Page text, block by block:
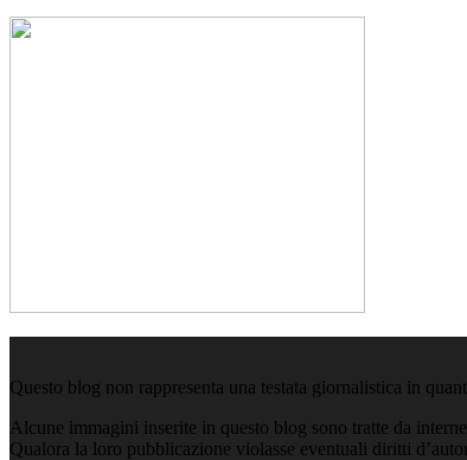
Questo blog non rappresenta una testata giornalistica in
Alcune immagini inserite in questo blog sono tratte da
Qualora la loro pubblicazione violasse eventuali diritti